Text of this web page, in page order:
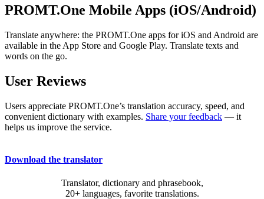
PROMT.One Mobile Apps (iOS/Android)
Translate anywhere: the PROMT.One apps for iOS and Android are
available in the App Store and Google Play. Translate texts and
words on the go.
User Reviews
Users appreciate PROMT.One’s translation accuracy, speed, and
convenient dictionary with examples. Share your feedback — it
helps us improve the service.
Download the translator
Translator, dictionary and phrasebook,
20+ languages, favorite translations.